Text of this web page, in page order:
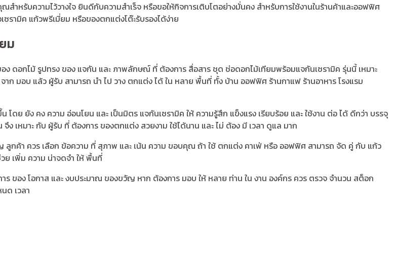
หรับความไว้วางใจ ยินดีกับความสำเร็จ หรือขอให้กิจการเติบโตอย่างมั่นคง สำหรับการใช้งานในร้านค้าและออฟฟิศ
ามิค แก้วพรีเมี่ยม หรือของตกแต่งโต๊ะรับรองได้ง่าย
ม
ง ดอกไม้ รูปทรง ของ แจกัน และ ภาพลักษณ์ ที่ ต้องการ สื่อสาร ชุด ช่อดอกไม้เทียมพร้อมแจกันเซรามิค รุ่นนี้ เหมาะ
มอบ แล้ว ผู้รับ สามารถ นำ ไป วาง ตกแต่ง ได้ ใน หลาย พื้นที่ ทั้ง บ้าน ออฟฟิศ ร้านกาแฟ ร้านอาหาร โรงแรม
ย ยัง คง ความ อ่อนโยน และ เป็นมิตร แจกันเซรามิค ให้ ความรู้สึก แข็งแรง เรียบร้อย และ ใช้งาน ต่อ ได้ ดีกว่า บรรจุ
เหมาะ กับ ผู้รับ ที่ ต้องการ ของตกแต่ง สวยงาม ใช้ได้นาน และ ไม่ ต้อง มี เวลา ดูแล มาก
กค้า ควร เลือก ข้อความ ที่ สุภาพ และ เน้น ความ ขอบคุณ ถ้า ใช้ ตกแต่ง คาเฟ่ หรือ ออฟฟิศ สามารถ จัด คู่ กับ แก้ว
ย เพิ่ม ความ น่าจดจำ ให้ พื้นที่
ของ โอกาส และ งบประมาณ ของขวัญ หาก ต้องการ มอบ ให้ หลาย ท่าน ใน งาน องค์กร ควร ตรวจ จำนวน สต็อก
ด เวลา